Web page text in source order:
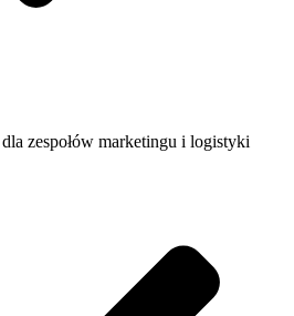
zespołów marketingu i logistyki